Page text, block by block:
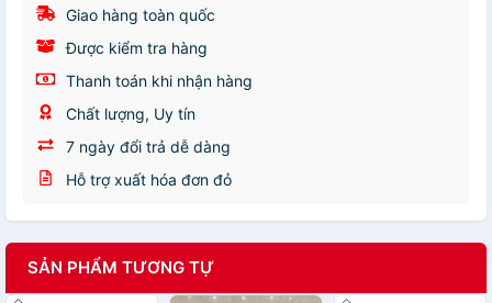
Giao hàng toàn quốc
Được kiểm tra hàng
Thanh toán khi nhận hàng
Chất lượng, Uy tín
7 ngày đổi trả dễ dàng
Hỗ trợ xuất hóa đơn đỏ
SẢN PHẨM TƯƠNG TỰ